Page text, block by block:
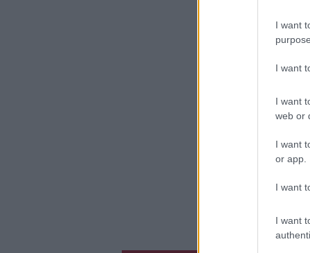
I want
I want
I want
web or
I want
or app.
I want
I want